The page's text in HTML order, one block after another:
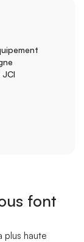
font
plus haute